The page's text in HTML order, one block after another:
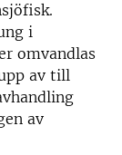
i
omvandlas
av till
av